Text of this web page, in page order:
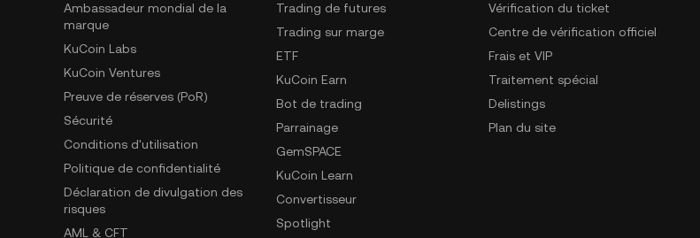
Ambassadeur mondial de la
marque
KuCoin Labs
KuCoin Ventures
Preuve de réserves (PoR)
Sécurité
Conditions d'utilisation
Politique de confidentialité
Déclaration de divulgation des
risques
AML & CFT
Trading de futures
Trading sur marge
ETF
KuCoin Earn
Bot de trading
Parrainage
GemSPACE
KuCoin Learn
Convertisseur
Spotlight
Vérification du ticket
Centre de vérification officiel
Frais et VIP
Traitement spécial
Delistings
Plan du site